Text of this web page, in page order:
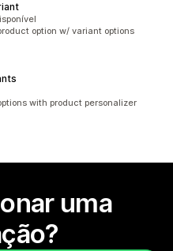
option w/ variant options
with product personalizer
uma